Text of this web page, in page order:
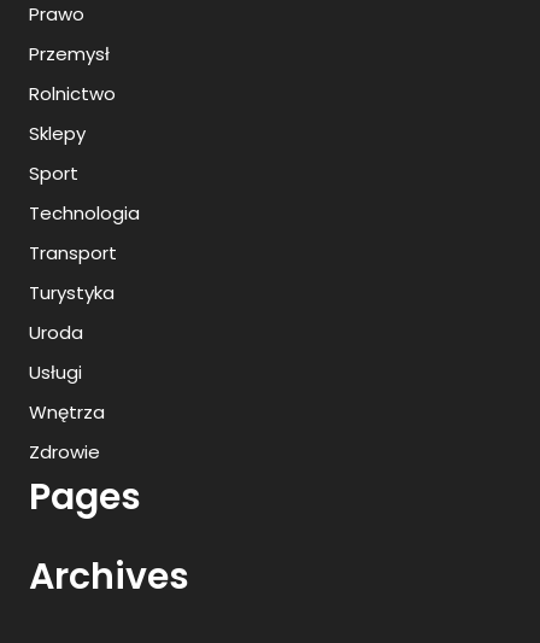
Prawo
Przemysł
Rolnictwo
Sklepy
Sport
Technologia
Transport
Turystyka
Uroda
Usługi
Wnętrza
Zdrowie
Pages
Archives